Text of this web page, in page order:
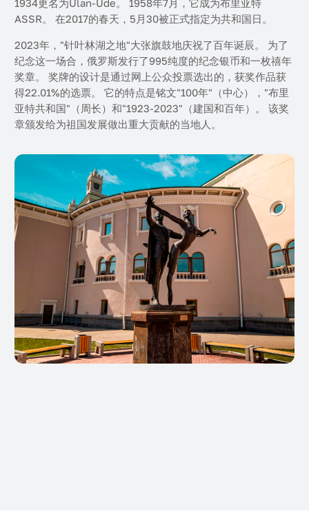
1934更名为Ulan-Ude。 1958年7月，它成为布里亚特
ASSR。 在2017的春天，5月30被正式指定为共和国日。
2023年，"针叶林湖之地"大张旗鼓地庆祝了百年诞辰。 为了
纪念这一场合，俄罗斯发行了995纯度的纪念银币和一枚禧年
奖章。 奖牌的设计是通过网上公众投票选出的，获奖作品获
得22.01%的选票。 它的特点是铭文"100年"（中心），"布里
亚特共和国"（周长）和"1923-2023"（建国和百年）。 该奖
章颁发给为祖国发展做出重大贡献的当地人。